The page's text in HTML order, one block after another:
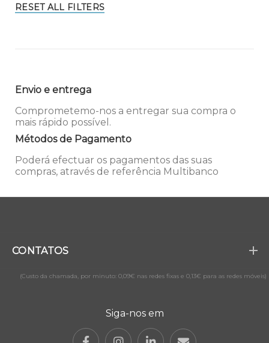
RESET ALL FILTERS
Envio e entrega
Comprometemo-nos a entregar sua compra o
mais rápido possível.
Métodos de Pagamento
Poderá efectuar os pagamentos das suas
compras, através de referência Multibanco
CONTATOS
(Custo da chamada, por minuto: 0,09€ nas redes fixas e 0,13€ para as redes móveis)
Siga-nos em